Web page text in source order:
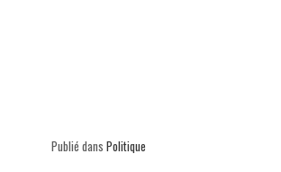
Publié dans Politique